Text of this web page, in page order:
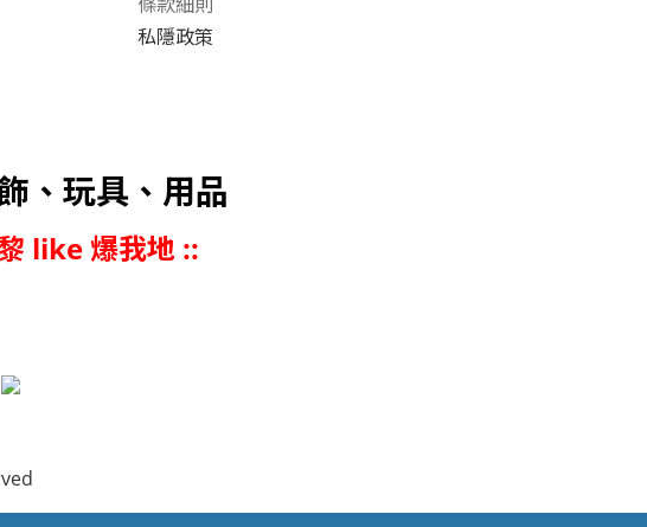
私隱政策
、玩具、用品
like 爆我地 ::